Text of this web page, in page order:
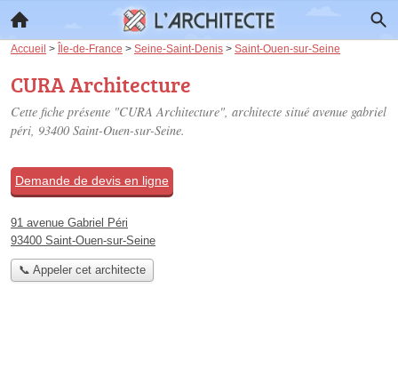
Accueil > Île-de-France > Seine-Saint-Denis > Saint-Ouen-sur-Seine
CURA Architecture
Cette fiche présente "CURA Architecture", architecte situé avenue gabriel
péri, 93400 Saint-Ouen-sur-Seine.
Demande de devis en ligne
91 avenue Gabriel Péri
93400 Saint-Ouen-sur-Seine
📞 Appeler cet architecte